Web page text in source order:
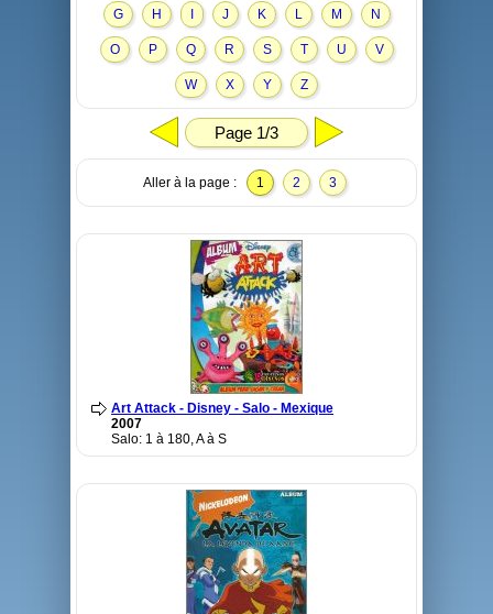
G H J K L M N
O P Q R S T U V
W X Y Z
Page 1/3
Aller à la page : 1 2 3
Art Attack - Disney - Salo - Mexique
2007
Salo: 1 à 180, A à S